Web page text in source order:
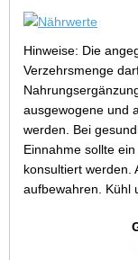
Hinweise: Die
Verzehrsmenge
ausgewogene und
werden. Bei
Einnahme sollte
konsultiert werden.
aufbewahren. Kühl